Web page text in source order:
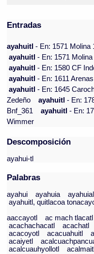
Entradas
ayahuitl- En: 1571 Molina
ayahuitl- En: 1571 Molina
ayahuitl- En: 1580 CF
ayahuitl- En: 1611 Arenas
ayahuitl- En: 1645
Zedeño
ayahuitl- En:
Bnf_361
ayahuitl- En:
Wimmer
Descomposición
ayahui-tl
Palabras
ayahui ayahuia
ayahuitl, quitlacoa
aaccayotl
ac mach tlacatl
acachachacatl
acachatl
acacoyotl
acacuahuitl
acaiyetl
acalcuauhyollotl
acalmaitl